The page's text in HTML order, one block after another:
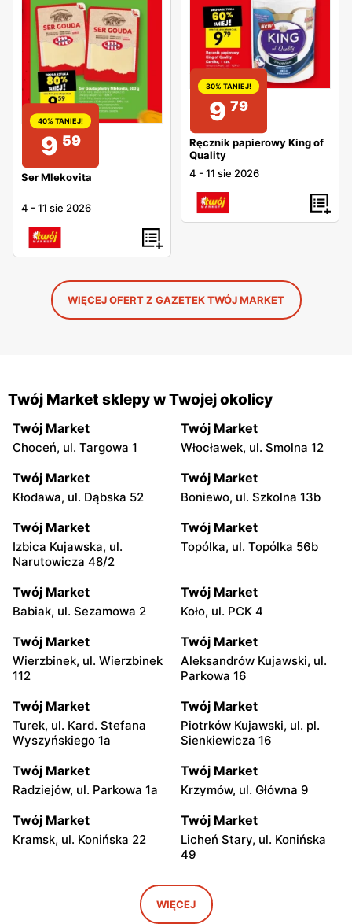
40% TANIEJ!
9 59
Ser Mlekovita
4 -11 sie 2026
30% TANIEJ!
9 79
Ręcznik papierowy King of
Quality
4 -11 sie 2026
WIĘCEJ OFERT Z GAZETEK TWÓJ MARKET
Twój Market sklepy w Twojej okolicy
Twój Market
Choceń, ul. Targowa 1
Twój Market
Włocławek, ul. Smolna 12
Twój Market
Kłodawa, ul. Dąbska 52
Twój Market
Boniewo, ul. Szkolna 13b
Twój Market
Izbica Kujawska, ul.
Narutowicza 48/2
Twój Market
Topólka, ul. Topólka 56b
Twój Market
Babiak, ul. Sezamowa 2
Twój Market
Koło, ul. PCK 4
Twój Market
Wierzbinek, ul. Wierzbinek
112
Twój Market
Aleksandrów Kujawski, ul.
Parkowa 16
Twój Market
Turek, ul. Kard. Stefana
Wyszyńskiego 1a
Twój Market
Piotrków Kujawski, ul. pl.
Sienkiewicza 16
Twój Market
Radziejów, ul. Parkowa 1a
Twój Market
Krzymów, ul. Główna 9
Twój Market
Kramsk, ul. Konińska 22
Twój Market
Licheń Stary, ul. Konińska
49
Twój Market
Ślesin, ul. Kościelna 63
WIĘCEJ